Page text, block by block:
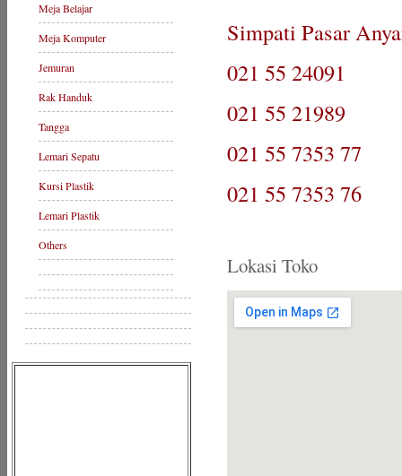
Meja Belajar
Meja Komputer
Jemuran
Rak Handuk
Tangga
Lemari Sepatu
Kursi Plastik
Lemari Plastik
Others
Simpati Pasar
021 55 24091
021 55 21989
021 55 7353 77
021 55 7353 76
Lokasi Toko